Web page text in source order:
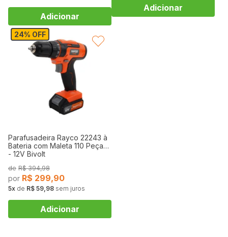
24% OFF
Parafusadeira Rayco 22243 à
Bateria com Maleta 110 Peças
- 12V Bivolt
R$ 394,98
R$ 299,90
5 de R$ 59,98 sem juros
FAVORITAR